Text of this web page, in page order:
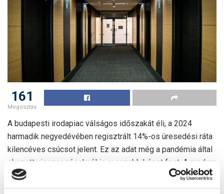
161
Megosztás
A budapesti irodapiac válságos időszakát éli, a 2024
harmadik negyedévében regisztrált 14%-os üresedési ráta
kilencéves csúcsot jelent. Ez az adat még a pandémia által
okozott visszaeséseknél is rosszabb képet fest. A modern
irodaállomány ugyan folyamatosan növekszik, jelenleg 4,4
millió négyzetmétert tesz ki, de a kereslet jelentősen